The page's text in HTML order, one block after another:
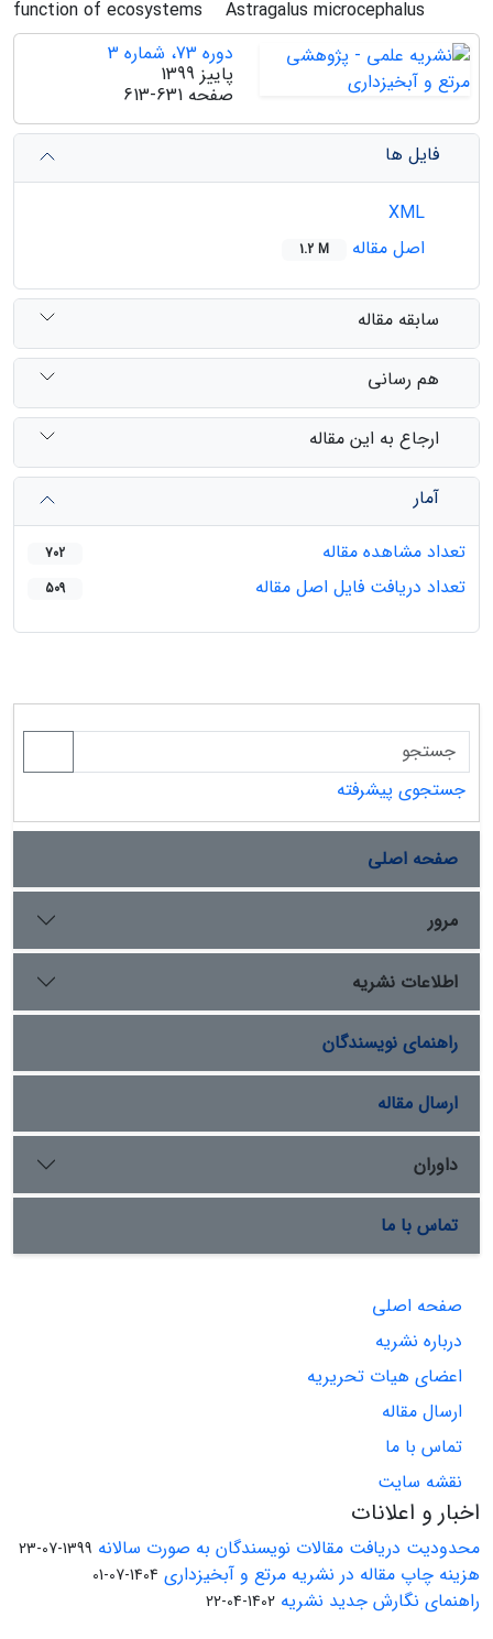
function of ecosystems
Astragalus microcephalus
دوره 73، شماره 3
پاییز 1399
صفحه 613-631
فایل ها
اصل مقاله
1.2 M
سابقه مقاله
هم رسانی
ارجاع به این مقاله
آمار
تعداد مشاهده مقاله
702
تعداد دریافت فایل اصل مقاله 509
جستجوی پیشرفته
صفحه اصلی
مرور
اطلاعات نشریه
راهنمای نویسندگان
ارسال مقاله
داوران
تماس با ما
صفحه اصلی
درباره نشریه
اعضای هیات تحریریه
ارسال مقاله
تماس با ما
نقشه سایت
اخبار و اعلانات
محدودیت دریافت مقالات نویسندگان به صورت سالانه 1399-07-23
هزینه چاپ مقاله در نشریه مرتع و آبخیزداری 1404-07-01
راهنمای نگارش جدید نشریه 1402-04-22